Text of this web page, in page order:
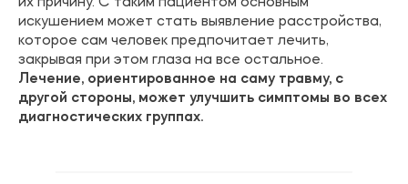
искушением может стать выявление расстройства,
которое сам человек предпочитает лечить,
закрывая при этом глаза на все остальное.
Лечение, ориентированное на саму травму, с
другой стороны, может улучшить симптомы во всех
диагностических группах.